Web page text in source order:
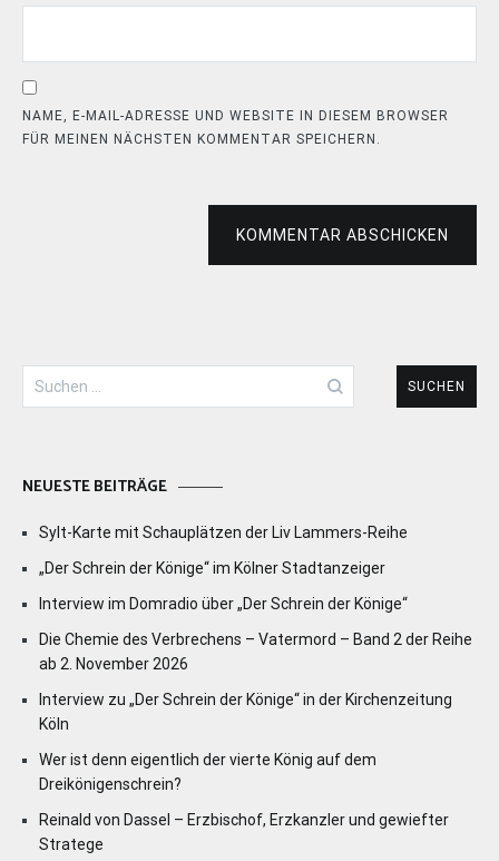
NAME, E-MAIL-ADRESSE UND WEBSITE IN DIESEM BROWSER
FÜR MEINEN NÄCHSTEN KOMMENTAR SPEICHERN.
KOMMENTAR ABSCHICKEN
Suchen
nach:
NEUESTE BEITRÄGE
Sylt-Karte mit Schauplätzen der Liv Lammers-Reihe
„Der Schrein der Könige“ im Kölner Stadtanzeiger
Interview im Domradio über „Der Schrein der Könige“
Die Chemie des Verbrechens – Vatermord – Band 2 der Reihe
ab 2. November 2026
Interview zu „Der Schrein der Könige“ in der Kirchenzeitung
Köln
Wer ist denn eigentlich der vierte König auf dem
Dreikönigenschrein?
Reinald von Dassel – Erzbischof, Erzkanzler und gewiefter
Stratege